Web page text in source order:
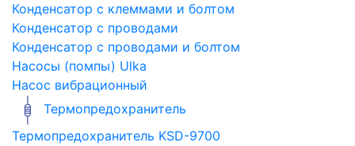
Конденсатор с клеммами и болтом
Конденсатор с проводами
Конденсатор с проводами и болтом
Насосы (помпы) Ulka
Насос вибрационный
Термопредохранитель
Термопредохранитель KSD-9700